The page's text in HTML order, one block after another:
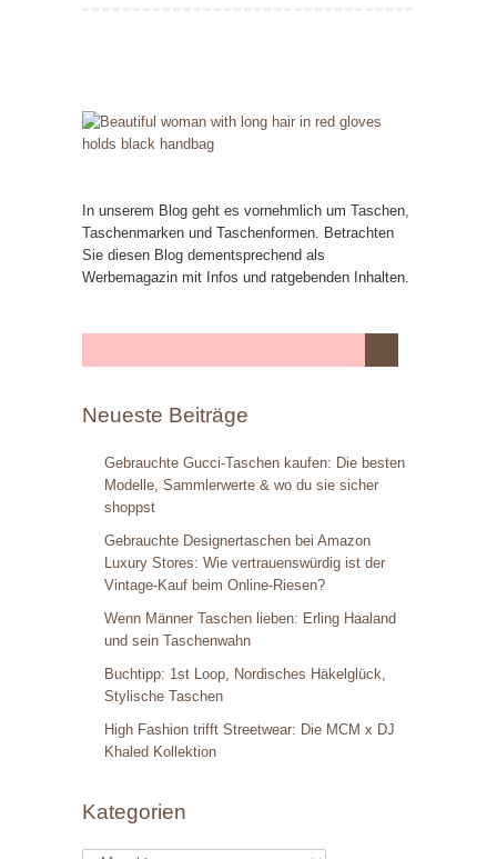
In unserem Blog geht es vornehmlich um Taschen,
Taschenmarken und Taschenformen. Betrachten
Sie diesen Blog dementsprechend als
Werbemagazin mit Infos und ratgebenden Inhalten.
Neueste Beiträge
Gebrauchte Gucci-Taschen kaufen: Die besten
Modelle, Sammlerwerte & wo du sie sicher
shoppst
Gebrauchte Designertaschen bei Amazon
Luxury Stores: Wie vertrauenswürdig ist der
Vintage-Kauf beim Online-Riesen?
Wenn Männer Taschen lieben: Erling Haaland
und sein Taschenwahn
Buchtipp: 1st Loop, Nordisches Häkelglück,
Stylische Taschen
High Fashion trifft Streetwear: Die MCM x DJ
Khaled Kollektion
Kategorien